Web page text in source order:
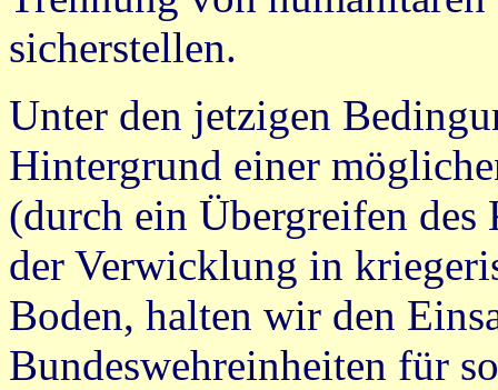
sicherstellen.
Unter den jetzigen
Hintergrund einer
(durch ein Übergreifen
der Verwicklung in
Boden, halten wir den
Bundeswehreinheiten für